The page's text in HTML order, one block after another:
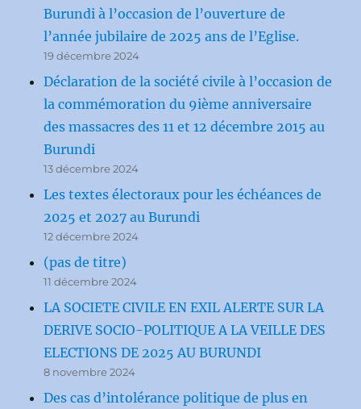
Burundi à l’occasion de l’ouverture de
l’année jubilaire de 2025 ans de l’Eglise.
19 décembre 2024
Déclaration de la société civile à l’occasion de
la commémoration du 9ième anniversaire
des massacres des 11 et 12 décembre 2015 au
Burundi
13 décembre 2024
Les textes électoraux pour les échéances de
2025 et 2027 au Burundi
12 décembre 2024
(pas de titre)
11 décembre 2024
LA SOCIETE CIVILE EN EXIL ALERTE SUR LA
DERIVE SOCIO-POLITIQUE A LA VEILLE DES
ELECTIONS DE 2025 AU BURUNDI
8 novembre 2024
Des cas d’intolérance politique de plus en